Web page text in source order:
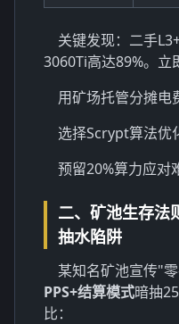
关键发现：二手
3060Ti高达89%。立
用矿场托管分摊电
选择Scrypt算法优
预留20%算力应对
二、矿池生存法
抽水陷阱
某知名矿池宣传"
PPS+结算模式暗抽
比：